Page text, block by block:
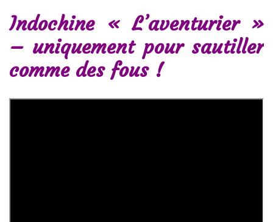
Indochine « L’aventurier »
– uniquement pour sautiller
comme des fous !